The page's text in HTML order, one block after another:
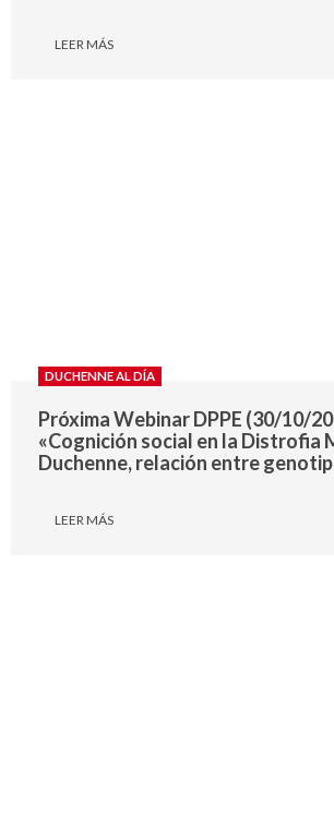
LEER MÁS
DUCHENNE AL DÍA
Próxima Webinar DPPE (30/10/
«Cognición social en la Distrofia
Duchenne, relación entre
LEER MÁS